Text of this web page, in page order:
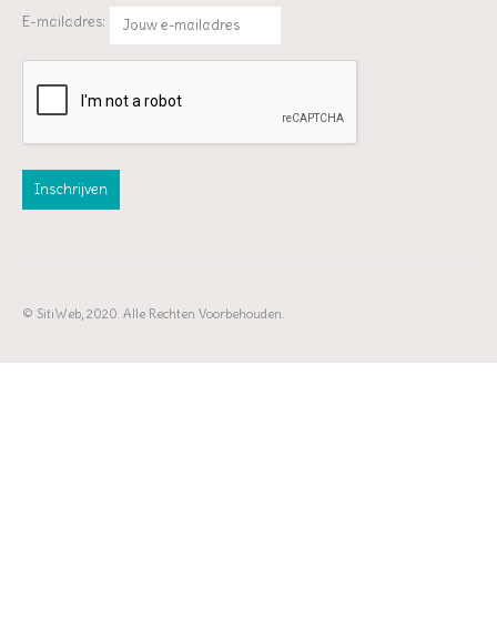
E-mailadres:
© SitiWeb, 2020. Alle Rechten Voorbehouden.